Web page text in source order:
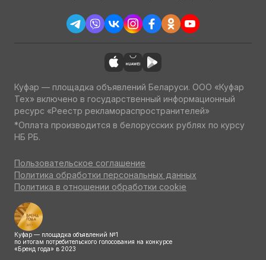
Куфар — площадка объявлений Беларуси. ООО «Куфар
Тех» включено в государственный информационный
ресурс «Реестр рекламораспространителей»
*Оплата производится в белорусских рублях по курсу
НБ РБ.
Пользовательское соглашение
Политика обработки персональных данных
Политика в отношении обработки cookie
Куфар — площадка объявлений №1
по итогам потребительского голосования на конкурсе
«Бренд года» в 2023